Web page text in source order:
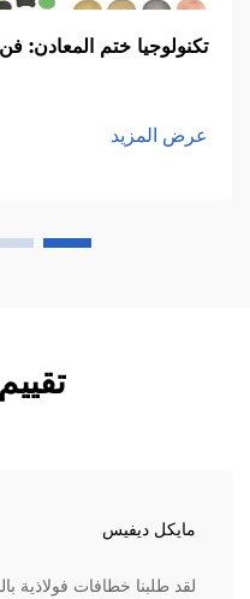
تكنولوجيا ختم المعادن:
عرض المزيد
مايكل ديفيس
لقد طلبنا خطافات فولاذية